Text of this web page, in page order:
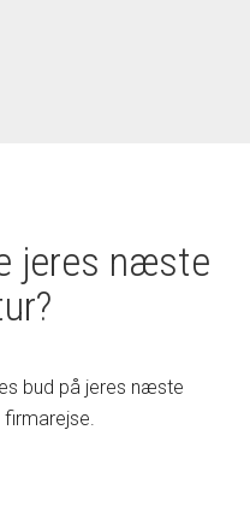
jeres næste
bud på jeres næste